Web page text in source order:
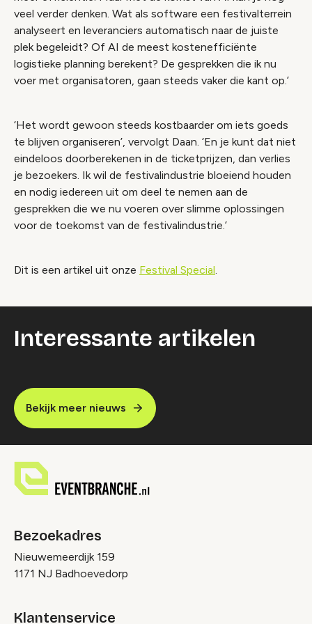
veel verder denken. Wat als software een festivalterrein
analyseert en leveranciers automatisch naar de juiste
plek begeleidt? Of AI de meest kostenefficiënte
logistieke planning berekent? De gesprekken die ik nu
voer met organisatoren, gaan steeds vaker die kant op.’
‘Het wordt gewoon steeds kostbaarder om iets goeds
te blijven organiseren’, vervolgt Daan. ‘En je kunt dat niet
eindeloos doorberekenen in de ticketprijzen, dan verlies
je bezoekers. Ik wil de festivalindustrie bloeiend houden
en nodig iedereen uit om deel te nemen aan de
gesprekken die we nu voeren over slimme oplossingen
voor de toekomst van de festivalindustrie.’
Dit is een artikel uit onze Festival Special
Interessante artikelen
Bekijk meer nieuws
Bezoekadres
Nieuwemeerdijk 159
1171 NJ Badhoevedorp
Klantenservice